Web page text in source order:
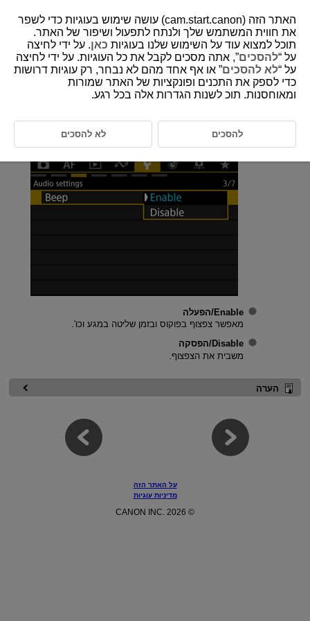
D388-214
צפצופים
בחרו אפשרות.
Enable/הפעלה
מאפשר צפצוף בפוקוס ובזמן שליטה במגע וכו'.
Disable/הפסקה
משבית את הצפצוף.
הערה
על האתר הזה
מדיניות עוגיות
© CANON INC. 2026
האתר הזה (cam.start.canon) עושה שימוש בעוגיות כדי לשפר
את חווית המשתמש שלך ולנתח לתפעול ושיפור של האתר.
תוכל למצוא עוד על השימוש שלנו בעוגיות כאן. על ידי לחיצה
על “להסכים”, אתה מסכים לקבל את כל העוגיות. על ידי לחיצה
על “לא להסכים” או אף אחד מהם לא נבחר, רק עוגיות דרושות
כדי לספק את התכנים ופונקציות של האתר שמורות
ומאוחסנות. תוכ לשנות הגדרות אלה בכל רגע.
להסכים לא להסכים